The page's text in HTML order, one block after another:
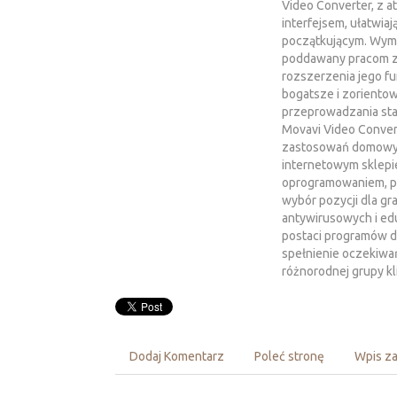
Video Converter, z
interfejsem,
początkującym.
poddawany pracom
rozszerzenia jego
bogatsze i
przeprowadzania
Movavi Video
zastosowań
internetowym
oprogramowaniem,
wybór pozycji dla
antywirusowych i
postaci programów
spełnienie
różnorodnej grupy
Dodaj Komentarz Poleć stronę Wpis